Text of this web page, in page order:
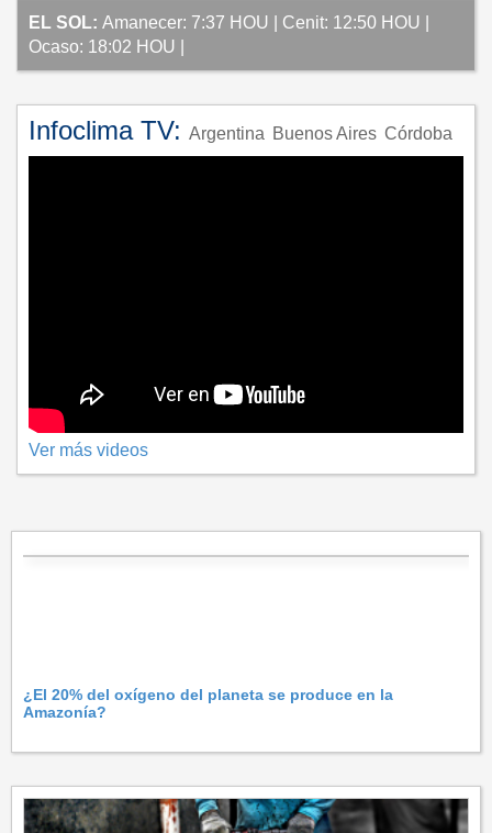
EL SOL: Amanecer: 7:37 HOU | Cenit: 12:50 HOU |
Ocaso: 18:02 HOU |
Infoclima TV: Argentina Buenos Aires Córdoba
Ver más videos
¿El 20% del oxígeno del planeta se produce en la
Amazonía?